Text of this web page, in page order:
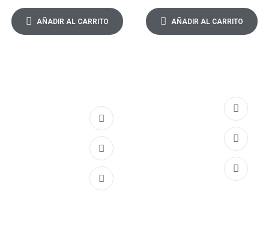
AÑADIR AL CARRITO AÑADIR AL CARRITO